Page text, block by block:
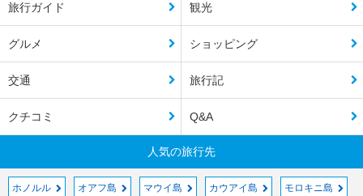
旅行ガイド 観光
グルメ ショッピング
交通 旅行記
クチコミ Q&A
人気の旅行先
ホノルル オアフ島 マウイ島 カウアイ島 モロキニ島